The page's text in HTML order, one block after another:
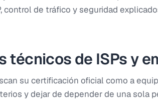
control de tráfico y seguridad
técnicos de ISPs y
su certificación oficial como a
y dejar de depender de una sola